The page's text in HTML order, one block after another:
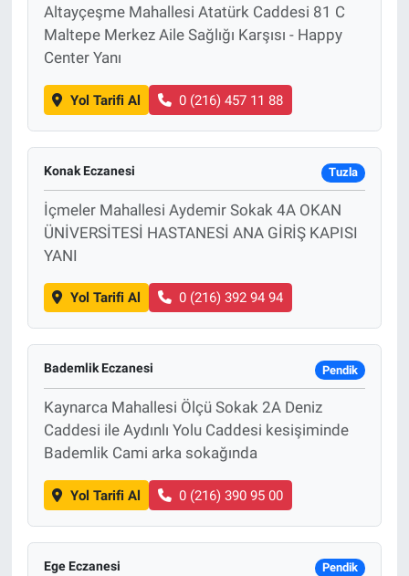
Altayçeşme Mahallesi Atatürk Caddesi 81 C
Maltepe Merkez Aile Sağlığı Karşısı - Happy
Center Yanı
Yol Tarifi Al 0 (216) 457 11 88
Konak Eczanesi Tuzla
İçmeler Mahallesi Aydemir Sokak 4A OKAN
ÜNİVERSİTESİ HASTANESİ ANA GİRİŞ KAPISI
YANI
Yol Tarifi Al 0 (216) 392 94 94
Bademlik Eczanesi Pendik
Kaynarca Mahallesi Ölçü Sokak 2A Deniz
Caddesi ile Aydınlı Yolu Caddesi kesişiminde
Bademlik Cami arka sokağında
Yol Tarifi Al 0 (216) 390 95 00
Ege Eczanesi Pendik